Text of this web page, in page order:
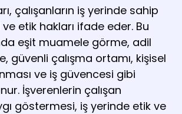
çalışanların iş yerinde sahip
etik hakları ifade eder. Bu
eşit muamele görme, adil
güvenli çalışma ortamı, kişisel
ve iş güvencesi gibi
İşverenlerin çalışan
göstermesi, iş yerinde etik ve